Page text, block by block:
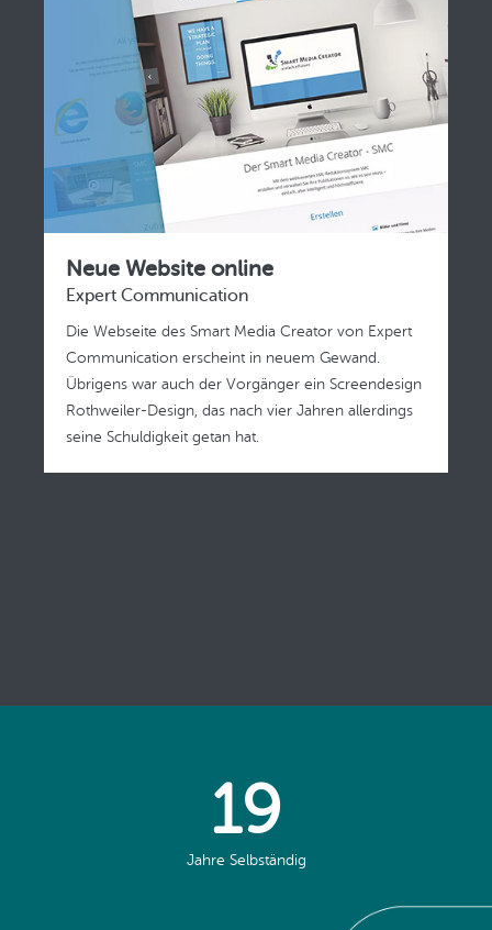
Neue Website online
Expert Communication
Die Webseite des Smart Media Creator von Expert
Communication erscheint in neuem Gewand.
Übrigens war auch der Vorgänger ein Screendesign
Rothweiler-Design, das nach vier Jahren allerdings
seine Schuldigkeit getan hat.
19
Jahre Selbständig